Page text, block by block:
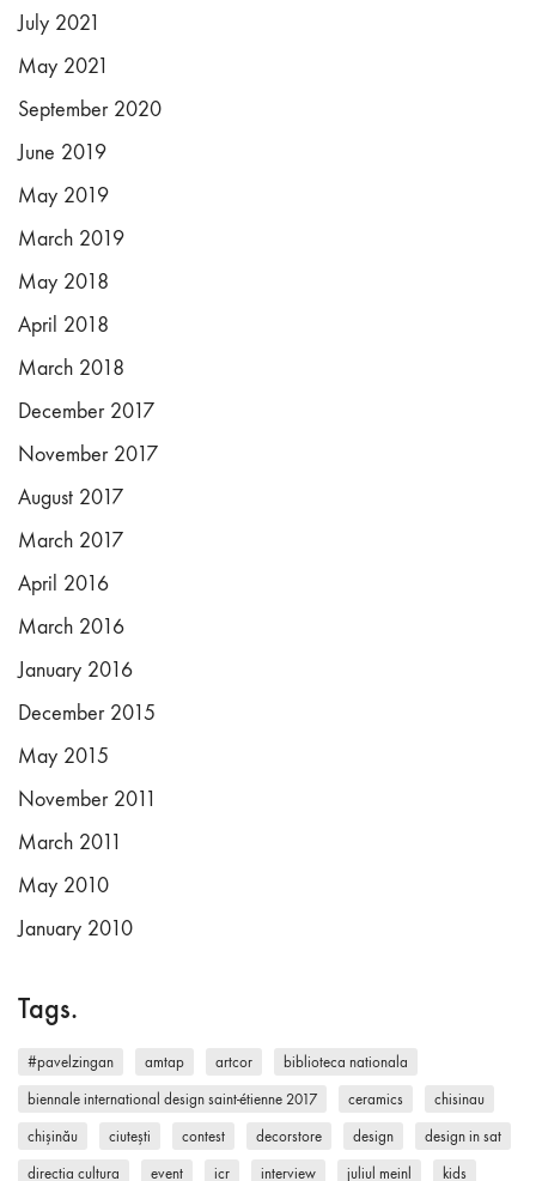
July 2021
May 2021
September 2020
June 2019
May 2019
March 2019
May 2018
April 2018
March 2018
December 2017
November 2017
August 2017
March 2017
April 2016
March 2016
January 2016
December 2015
May 2015
November 2011
March 2011
May 2010
January 2010
Tags.
#pavelzingan amtap artcor biblioteca nationala
biennale international design saint-étienne 2017 ceramics chisinau
chișinău ciutești contest decorstore design design in sat
directia cultura event icr interview juliul meinl kids